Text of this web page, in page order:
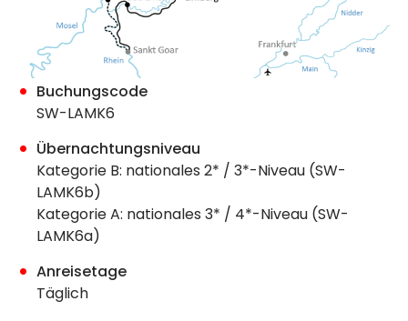
Buchungscode
SW-LAMK6
Übernachtungsniveau
Kategorie B: nationales 2* / 3*-Niveau (SW-
LAMK6b)
Kategorie A: nationales 3* / 4*-Niveau (SW-
LAMK6a)
Anreisetage
Täglich